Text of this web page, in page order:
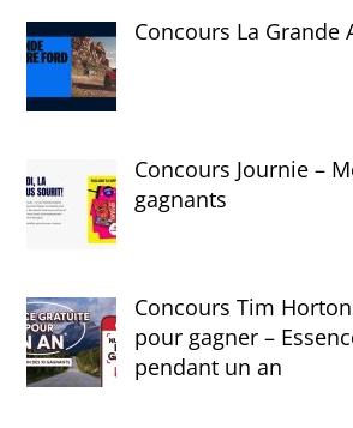
Concours La Grande
Concours Journie –
gagnants
Concours Tim
pour gagner –
pendant un an